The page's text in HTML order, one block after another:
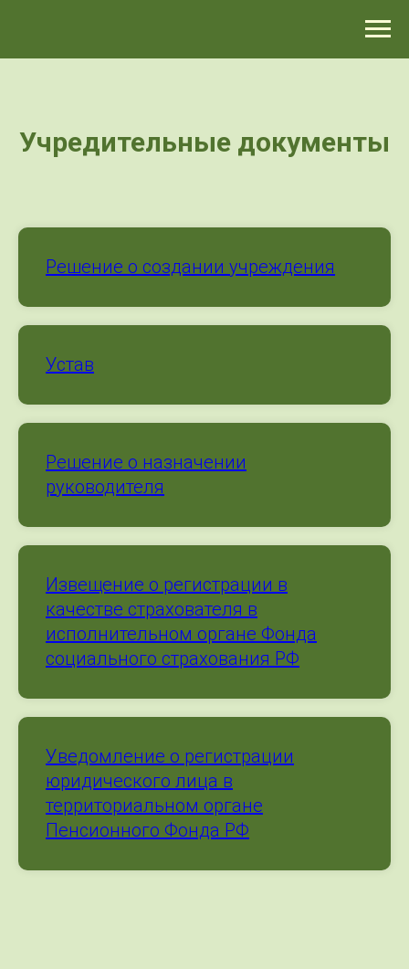
Учредительные документы
Решение о создании учреждения
Устав
Решение о назначении
руководителя
Извещение о регистрации в
качестве страхователя в
исполнительном органе Фонда
социального страхования РФ
Уведомление о регистрации
юридического лица в
территориальном органе
Пенсионного Фонда РФ